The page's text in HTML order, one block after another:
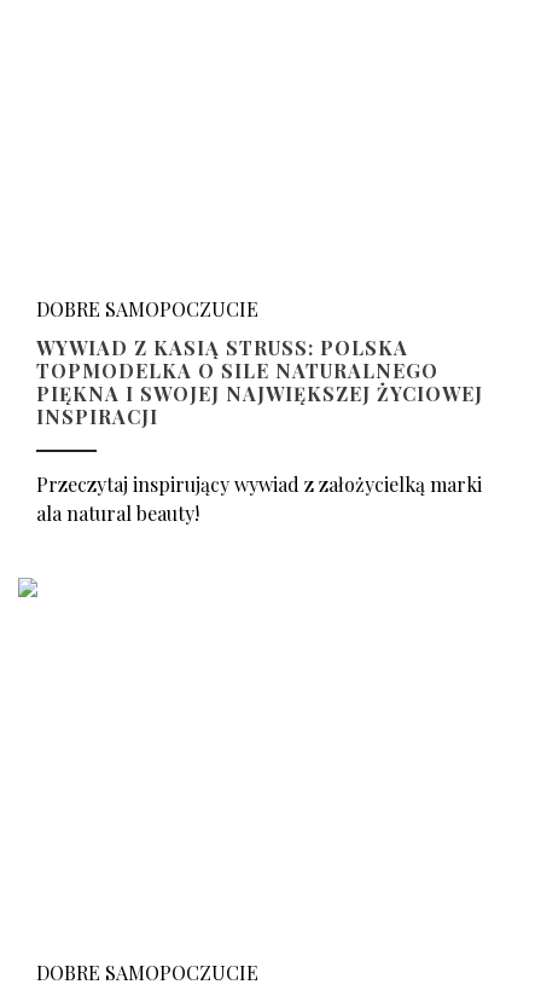
DOBRE SAMOPOCZUCIE
WYWIAD Z KASIĄ STRUSS: POLSKA
TOPMODELKA O SILE NATURALNEGO
PIĘKNA I SWOJEJ NAJWIĘKSZEJ ŻYCIOWEJ
INSPIRACJI
Przeczytaj inspirujący wywiad z założycielką marki
ala natural beauty!
DOBRE SAMOPOCZUCIE